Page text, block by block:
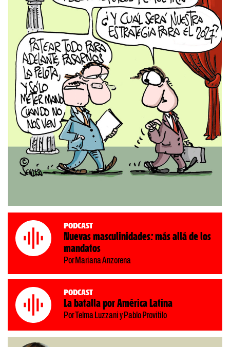
Podcast
Nuevas masculinidades: más allá de los
mandatos
Por Mariana Anzorena
Podcast
La batalla por América Latina
Por Telma Luzzani y Pablo Provitilo